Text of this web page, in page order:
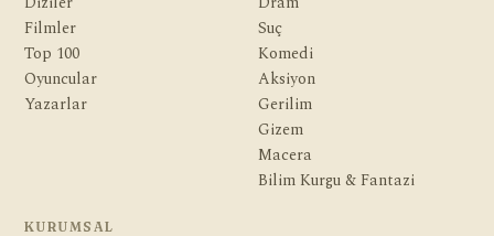
Filmler
Top 100
Oyuncular
Yazarlar
Suç
Komedi
Aksiyon
Gerilim
Gizem
Macera
Bilim Kurgu & Fantazi
KURUMSAL